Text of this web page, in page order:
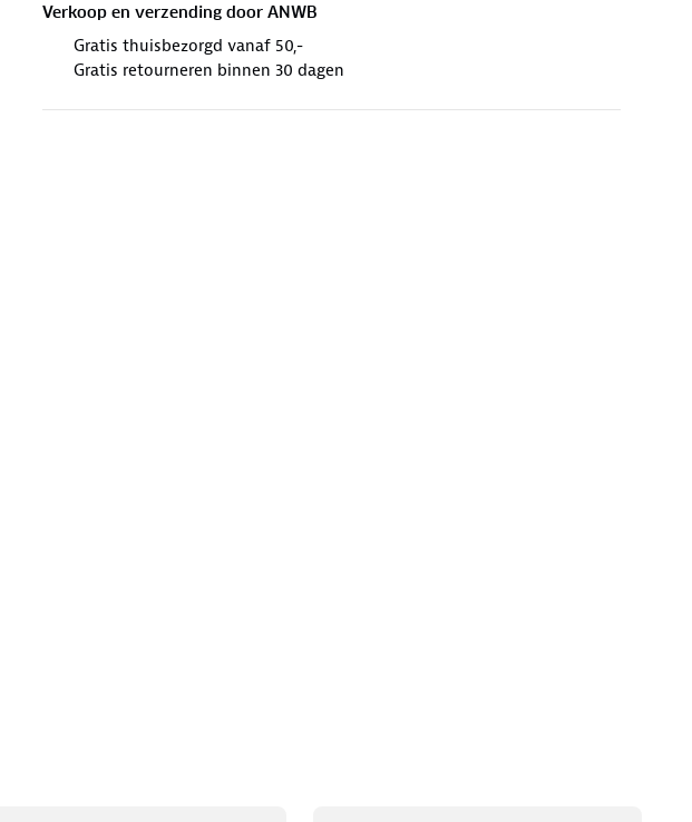
Verkoop en verzending door ANWB
Gratis thuisbezorgd vanaf 50,-
Gratis retourneren binnen 30 dagen